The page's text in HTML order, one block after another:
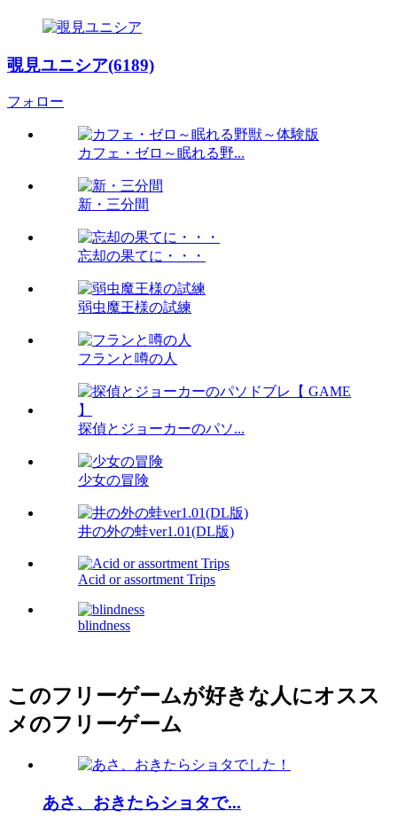
覗見ユニシア(6189)
フォロー
カフェ・ゼロ～眠れる野...
新・三分間
忘却の果てに・・・
弱虫魔王様の試練
フランと噂の人
探偵とジョーカーのパソ...
少女の冒険
井の外の蛙ver1.01(DL版)
Acid or assortment Trips
blindness
このフリーゲームが好きな人にオスス
メのフリーゲーム
あさ、おきたらショタで...